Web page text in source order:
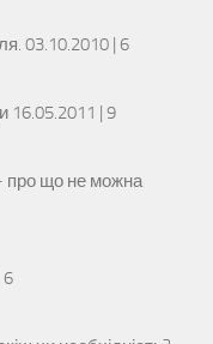
03.10.2010 | 6
16.05.2011 | 9
про що не можна
6